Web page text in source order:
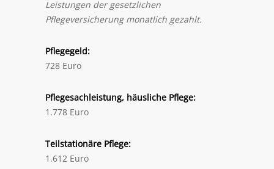
Leistungen der gesetzlichen
Pflegeversicherung monatlich gezahlt.
Pflegegeld:
728 Euro
Pflegesachleistung, häusliche Pflege:
1.778 Euro
Teilstationäre Pflege:
1.612 Euro